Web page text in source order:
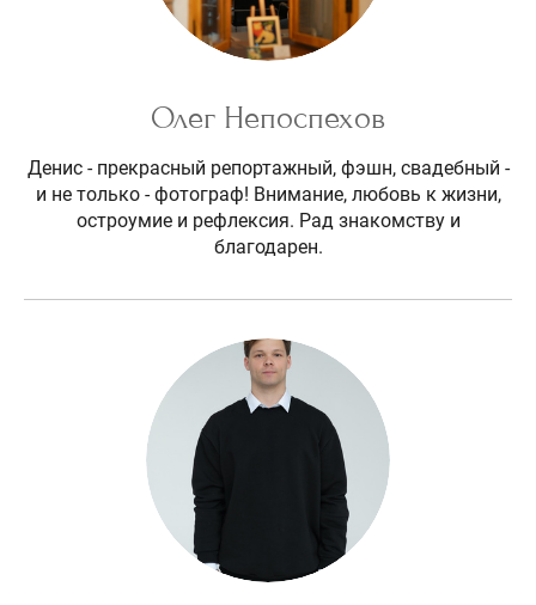
Олег Непоспехов
Денис - прекрасный репортажный, фэшн, свадебный -
и не только - фотограф! Внимание, любовь к жизни,
остроумие и рефлексия. Рад знакомству и
благодарен.